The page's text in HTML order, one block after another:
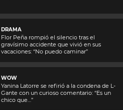
DRAMA
Flor Peña rompió el silencio tras el
gravísimo accidente que vivió en sus
vacaciones: “No puedo caminar”
WOW
Yanina Latorre se refirió a la condena de L-
Gante con un curioso comentario: “Es un
chico que…”